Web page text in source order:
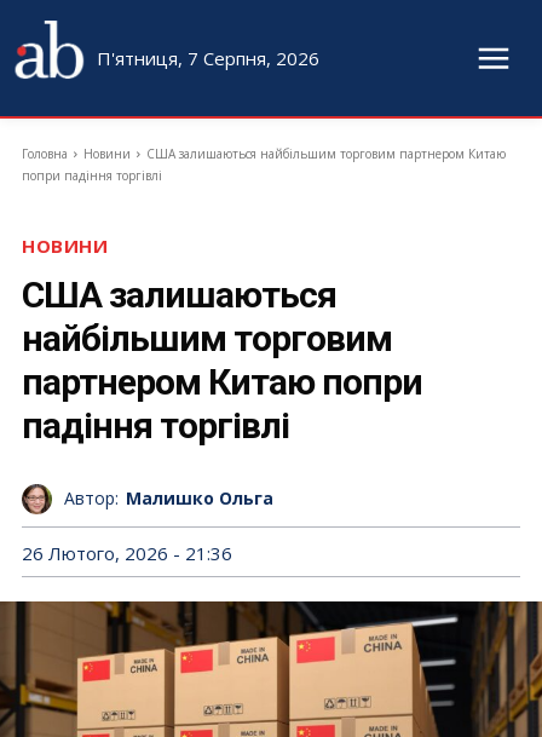
П'ятниця, 7 Серпня, 2026
Головна Новини
США залишаються найбільшим торговим партнером Китаю
попри падіння торгівлі
НОВИНИ
США залишаються
найбільшим торговим
партнером Китаю попри
падіння торгівлі
Автор: Малишко Ольга
26 Лютого, 2026 - 21:36